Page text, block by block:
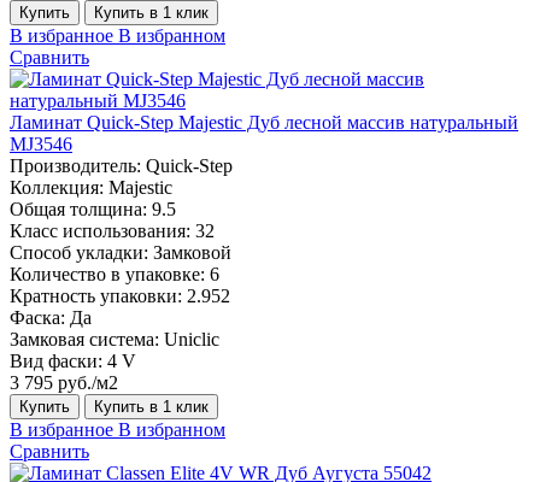
Купить Купить в 1 клик
В избранное В избранном
Сравнить
Ламинат Quick-Step Majestic Дуб лесной массив натуральный
MJ3546
Производитель: Quick-Step
Коллекция: Majestic
Общая толщина: 9.5
Класс использования: 32
Способ укладки: Замковой
Количество в упаковке: 6
Кратность упаковки: 2.952
Фаска: Да
Замковая система: Uniclic
Вид фаски: 4 V
3 795 руб./м2
Купить Купить в 1 клик
В избранное В избранном
Сравнить